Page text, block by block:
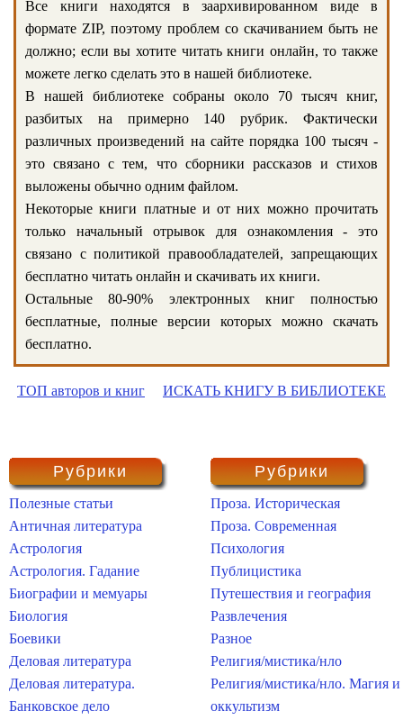
Все книги находятся в заархивированном виде в
формате ZIP, поэтому проблем со скачиванием быть не
должно; если вы хотите читать книги онлайн, то также
можете легко сделать это в нашей библиотеке.
В нашей библиотеке собраны около 70 тысяч книг,
разбитых на примерно 140 рубрик. Фактически
различных произведений на сайте порядка 100 тысяч -
это связано с тем, что сборники рассказов и стихов
выложены обычно одним файлом.
Некоторые книги платные и от них можно прочитать
только начальный отрывок для ознакомления - это
связано с политикой правообладателей, запрещающих
бесплатно читать онлайн и скачивать их книги.
Остальные 80-90% электронных книг полностью
бесплатные, полные версии которых можно скачать
бесплатно.
ТОП авторов и книг ИСКАТЬ КНИГУ В БИБЛИОТЕКЕ
Рубрики
Полезные статьи
Античная литература
Астрология
Астрология. Гадание
Биографии и мемуары
Биология
Боевики
Деловая литература
Деловая литература.
Банковское дело
Рубрики
Проза. Историческая
Проза. Современная
Психология
Публицистика
Путешествия и география
Развлечения
Разное
Религия/мистика/нло
Религия/мистика/нло. Магия и
оккультизм